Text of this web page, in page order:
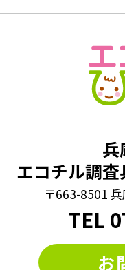
#動画
#同じイラスト
#学童期
#文字
#
#漢字間違い探し
#熟
#間違い探し
兵
エコチル調
〒663-8501
TEL
お